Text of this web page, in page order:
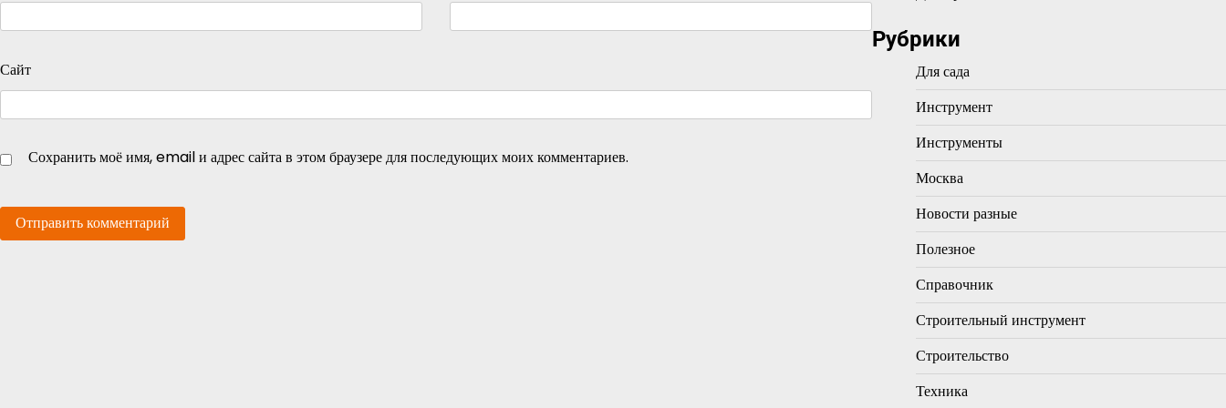
Сайт
Сохранить моё имя, email и адрес сайта в этом браузере для последующих моих комментариев.
Рубрики
Для сада
Инструмент
Инструменты
Москва
Новости разные
Полезное
Справочник
Строительный инструмент
Строительство
Техника